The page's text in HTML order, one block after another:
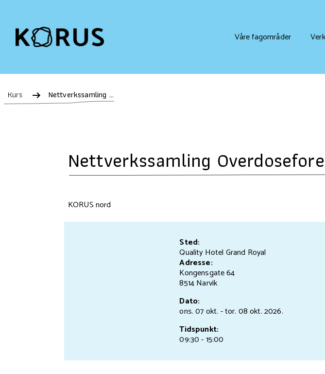
Våre fagområder
Kurs Nettverkssamling Overdoseforebygging Narvik 2026
Nettverkssamling
KORUS nord
Sted:
Quality Hotel Grand Royal
Adresse:
Kongensgate 64
8514 Narvik
Dato:
ons. 07 okt. - tor. 08 okt.2026.
Tidspunkt:
09:30 - 15:00